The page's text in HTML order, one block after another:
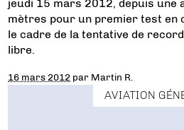
jeudi 15 mars 2012, depuis une
mètres pour un premier test en
le cadre de la tentative de
libre.
16 mars 2012 par Martin R.
AVIATION